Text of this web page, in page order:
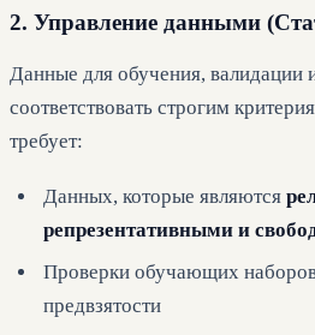
2. Управление данными
Данные для обучения, валидации
соответствовать строгим
требует:
Данных, которые являются
репрезентативными и
Проверки обучающих
предвзятости